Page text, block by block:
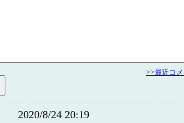
>>最近コ
2020/8/24 20:19